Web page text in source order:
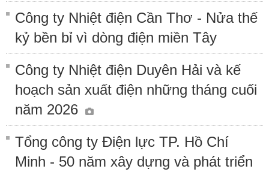
Công ty Nhiệt điện Cần Thơ - Nửa thế
kỷ bền bỉ vì dòng điện miền Tây
Công ty Nhiệt điện Duyên Hải và kế
hoạch sản xuất điện những tháng cuối
năm 2026
Tổng công ty Điện lực TP. Hồ Chí
Minh - 50 năm xây dựng và phát triển